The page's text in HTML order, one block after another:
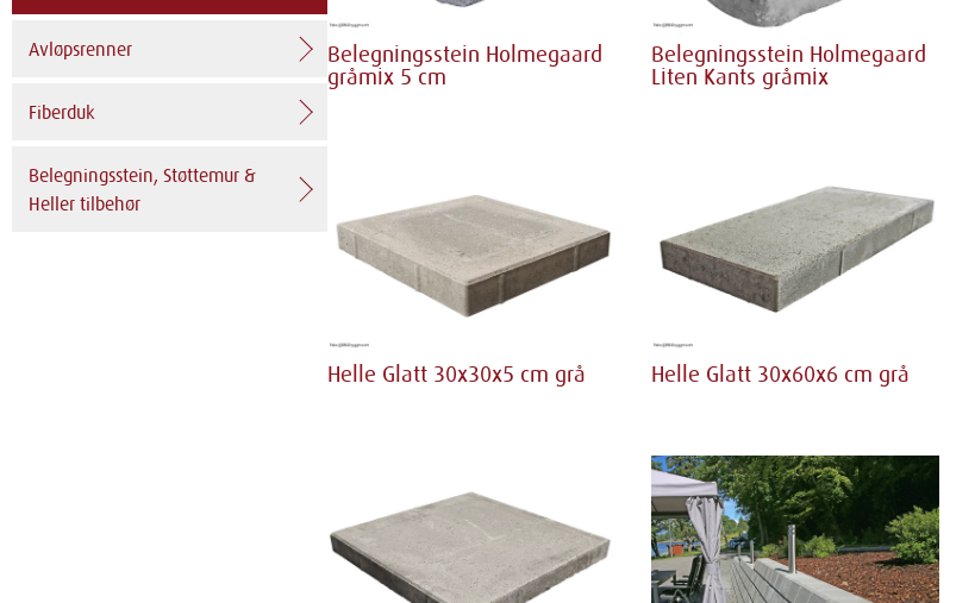
Avløpsrenner
Fiberduk
Belegningsstein, Støttemur &
Heller tilbehør
Belegningsstein Holmegaard
gråmix 5 cm
Belegningsstein Holmegaard
Liten Kants gråmix
Helle Glatt 30x30x5 cm grå Helle Glatt 30x60x6 cm grå